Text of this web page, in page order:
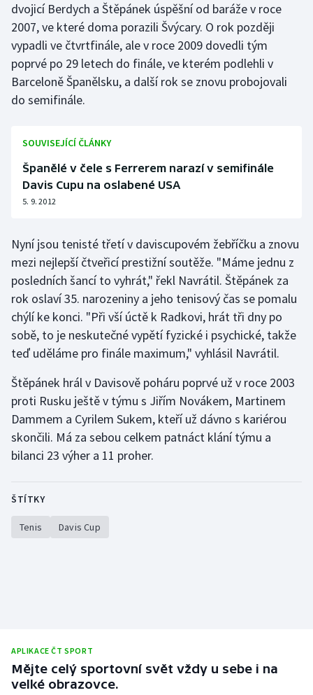
Krasobruslení
Lezení
Lyže a snowboard
Olympijské hry
Plavání
Plážový volejbal
Ragby
Rychlobruslení
Rychlostní kanoistika
Short track
Sportovní střelba
Triatlon
Ostatní
dvojicí Berdych a Štěpánek úspěšní od baráže v roce
2007, ve které doma porazili Švýcary. O rok později
vypadli ve čtvrtfinále, ale v roce 2009 dovedli tým
poprvé po 29 letech do finále, ve kterém podlehli v
Barceloně Španělsku, a další rok se znovu probojovali
do semifinále.
SOUVISEJÍCÍ ČLÁNKY
Španělé v čele s Ferrerem narazí v semifinále
Davis Cupu na oslabené USA
5. 9. 2012
Nyní jsou tenisté třetí v daviscupovém žebříčku a znovu
mezi nejlepší čtveřicí prestižní soutěže. "Máme jednu z
posledních šancí to vyhrát," řekl Navrátil. Štěpánek za
rok oslaví 35. narozeniny a jeho tenisový čas se pomalu
chýlí ke konci. "Při vší úctě k Radkovi, hrát tři dny po
sobě, to je neskutečné vypětí fyzické i psychické, takže
teď uděláme pro finále maximum," vyhlásil Navrátil.
Štěpánek hrál v Davisově poháru poprvé už v roce 2003
proti Rusku ještě v týmu s Jiřím Novákem, Martinem
Dammem a Cyrilem Sukem, kteří už dávno s kariérou
skončili. Má za sebou celkem patnáct klání týmu a
bilanci 23 výher a 11 proher.
ŠTÍTKY
Tenis Davis Cup
APLIKACE ČT SPORT
Mějte celý sportovní svět vždy u sebe i na
velké obrazovce.